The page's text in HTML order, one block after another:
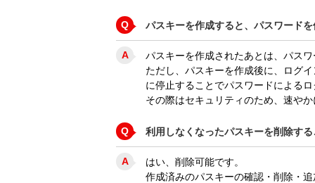
Q パスキーを作成すると、パスワード
A
パスキーを作成されたあとは、パス
ただし、パスキーを作成後に、ログ
に停止することでパスワードによる
その際はセキュリティのため、速や
Q 利用しなくなったパスキーを削除す
A
はい、削除可能です。
作成済みのパスキーの確認・削除・